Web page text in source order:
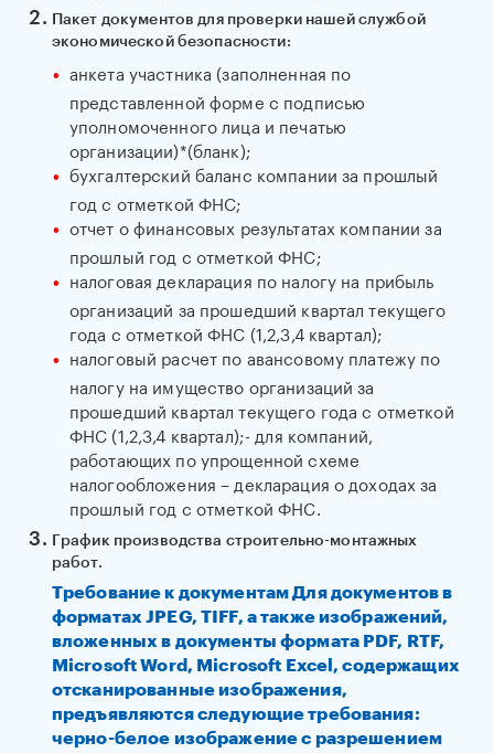
Пакет документов для проверки нашей службой
экономической безопасности:
анкета участника (заполненная по
представленной форме с подписью
уполномоченного лица и печатью
организации)*(бланк);
бухгалтерский баланс компании за прошлый
год с отметкой ФНС;
отчет о финансовых результатах компании за
прошлый год с отметкой ФНС;
налоговая декларация по налогу на прибыль
организаций за прошедший квартал текущего
года с отметкой ФНС (1,2,3,4 квартал);
налоговый расчет по авансовому платежу по
налогу на имущество организаций за
прошедший квартал текущего года с отметкой
ФНС (1,2,3,4 квартал);- для компаний,
работающих по упрощенной схеме
налогообложения – декларация о доходах за
прошлый год с отметкой ФНС.
График производства строительно-монтажных
работ.
Требование к документам Для документов в
форматах JPEG, TIFF, а также изображений,
вложенных в документы формата PDF, RTF,
Microsoft Word, Microsoft Excel, содержащих
отсканированные изображения,
предъявляются следующие требования:
черно-белое изображение с разрешением